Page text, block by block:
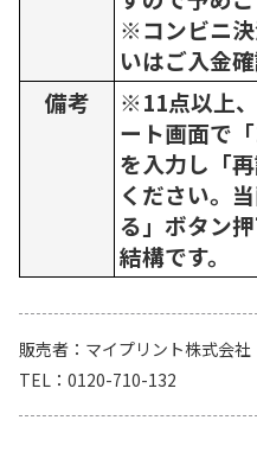
※コンビニ
いはご入金
備考
※11点以上
ート画面で
を入力し「
ください。
る」ボタン
結構です。
販売者
マイプリント株式会社
TEL
0120-710-132